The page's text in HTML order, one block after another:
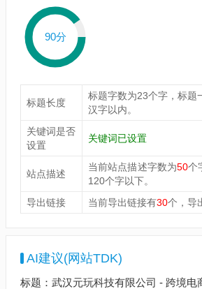
90分
标题长度
标题字数为23个字，标题
汉字以内。
关键词是否
设置
关键词已设置
站点描述
当前站点描述字数为50个
120个字以下。
导出链接
当前导出链接有30个，导
AI建议(网站TDK)
标题：武汉元玩科技有限公司 - 跨境电